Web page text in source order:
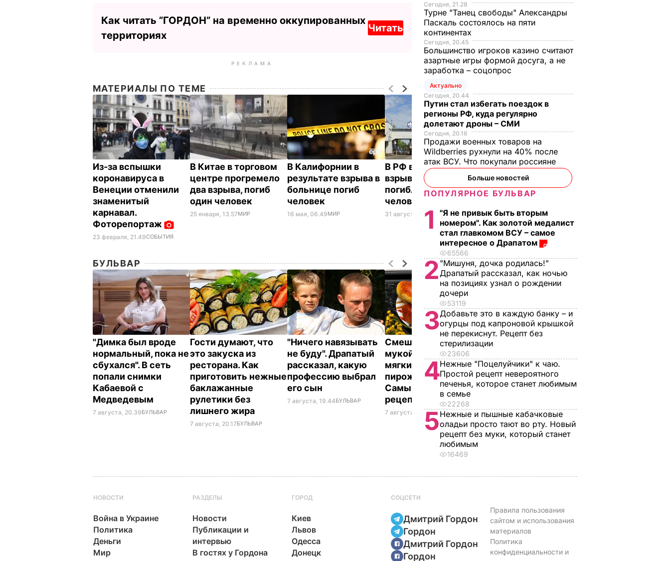
Как читать ”ГОРДОН” на временно оккупированных
территориях
Читать
РЕКЛАМА
МАТЕРИАЛЫ ПО ТЕМЕ
Из-за вспышки
коронавируса в
Венеции отменили
знаменитый
карнавал.
Фоторепортаж
23 февраля, 21.49СОБЫТИЯ
В Китае в торговом
центре прогремело
два взрыва, погиб
один человек
25 января, 13.57МИР
В Калифорнии в
результате взрыва в
больнице погиб
человек
16 мая, 06.49МИР
В РФ в результате
взрыва на заводе
погибли три
человека
31 августа, 11.31 МИР
БУЛЬВАР
"Димка был вроде
нормальный, пока не
сбухался". В сеть
попали снимки
Кабаевой с
Медведевым
7 августа, 20.39БУЛЬВАР
Гости думают, что
это закуска из
ресторана. Как
приготовить нежные
баклажанные
рулетики без
лишнего жира
7 августа, 20.17БУЛЬВАР
"Ничего навязывать
не буду". Драпатый
рассказал, какую
профессию выбрал
его сын
7 августа, 19.44БУЛЬВАР
Смешайте это с
мукой – и целая гора
мягких, словно пух,
пирожков готова.
Самый лучший
рецепт
7 августа, 18.16БУЛЬВАР
Три важных шага – и
будет невероятным
7 августа, 17.29БУЛЬВАР
Сегодня, 21.28
Турне "Танец свободы" Александры
Паскаль состоялось на пяти
континентах
Сегодня, 20.45
Большинство игроков казино считают
азартные игры формой досуга, а не
заработка – соцопрос
Актуально
Сегодня, 20.44
Путин стал избегать поездок в
регионы РФ, куда регулярно
долетают дроны – СМИ
Сегодня, 20.16
Продажи военных товаров на
Wildberries рухнули на 40% после
атак ВСУ. Что покупали россияне
Больше новостей
ПОПУЛЯРНОЕ БУЛЬВАР
1
"Я не привык быть вторым
номером". Как золотой медалист
стал главкомом ВСУ – самое
интересное о Драпатом
65566
2 "Мишуня, дочка родилась!"
Драпатый рассказал, как ночью
на позициях узнал о рождении
дочери
53119
3Добавьте это в каждую банку – и
огурцы под капроновой крышкой
не перекиснут. Рецепт без
стерилизации
23606
4Нежные "Поцелуйчики" к чаю.
Простой рецепт невероятного
печенья, которое станет любимым
в семье
22268
5Нежные и пышные кабачковые
оладьи просто тают во рту. Новый
рецепт без муки, который станет
любимым
16469
НОВОСТИ
Война в Украине
Политика
Деньги
Мир
РАЗДЕЛЫ
Новости
Публикации и
интервью
В гостях у Гордона
ГОРОД
Киев
Львов
Одесса
Донецк
СОЦСЕТИ
Дмитрий Гордон
Гордон
Дмитрий Гордон
Гордон
Правила пользования
сайтом и использования
материалов
Политика
конфиденциальности и